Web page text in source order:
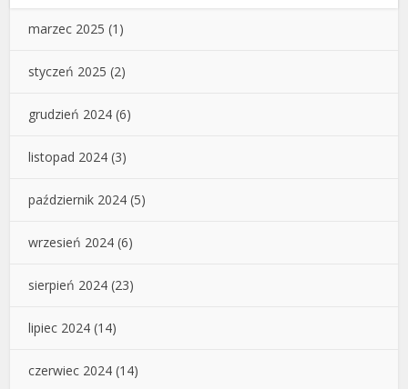
marzec 2025 (1)
styczeń 2025 (2)
grudzień 2024 (6)
listopad 2024 (3)
październik 2024 (5)
wrzesień 2024 (6)
sierpień 2024 (23)
lipiec 2024 (14)
czerwiec 2024 (14)